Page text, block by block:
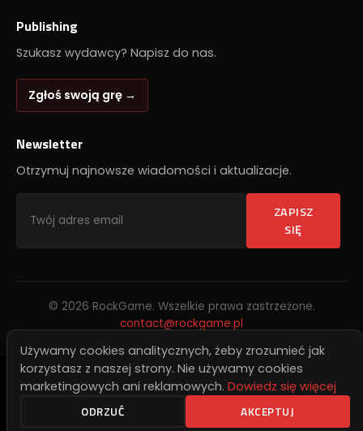
Publishing
Szukasz wydawcy? Napisz do nas.
Zgłoś swoją grę →
Newsletter
Otrzymuj najnowsze wiadomości i aktualizacje.
ZAPISZ
SIĘ
© 2026 RockGame. Wszelkie prawa zastrzeżone.
contact@rockgame.pl
Używamy cookies analitycznych, żeby zrozumieć jak
korzystasz z naszej strony. Nie używamy cookies
marketingowych ani reklamowych. Dowiedz się więcej
ODRZUĆ
AKCEPTUJ